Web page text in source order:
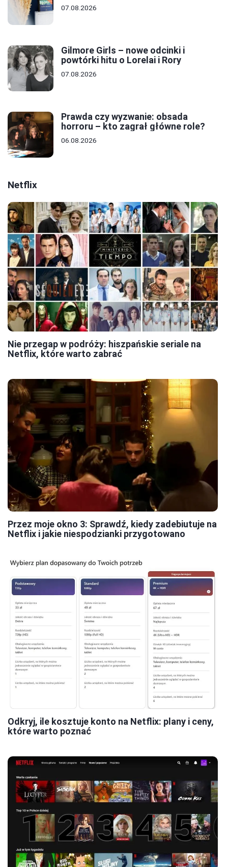
07.08.2026
Gilmore Girls – nowe odcinki i
powtórki hitu o Lorelai i Rory
07.08.2026
Prawda czy wyzwanie: obsada
horroru – kto zagrał główne role?
06.08.2026
Netflix
Nie przegap w podróży: hiszpańskie seriale na
Netflix, które warto zabrać
Przez moje okno 3: Sprawdź, kiedy zadebiutuje na
Netflix i jakie niespodzianki przygotowano
Odkryj, ile kosztuje konto na Netflix: plany i ceny,
które warto poznać